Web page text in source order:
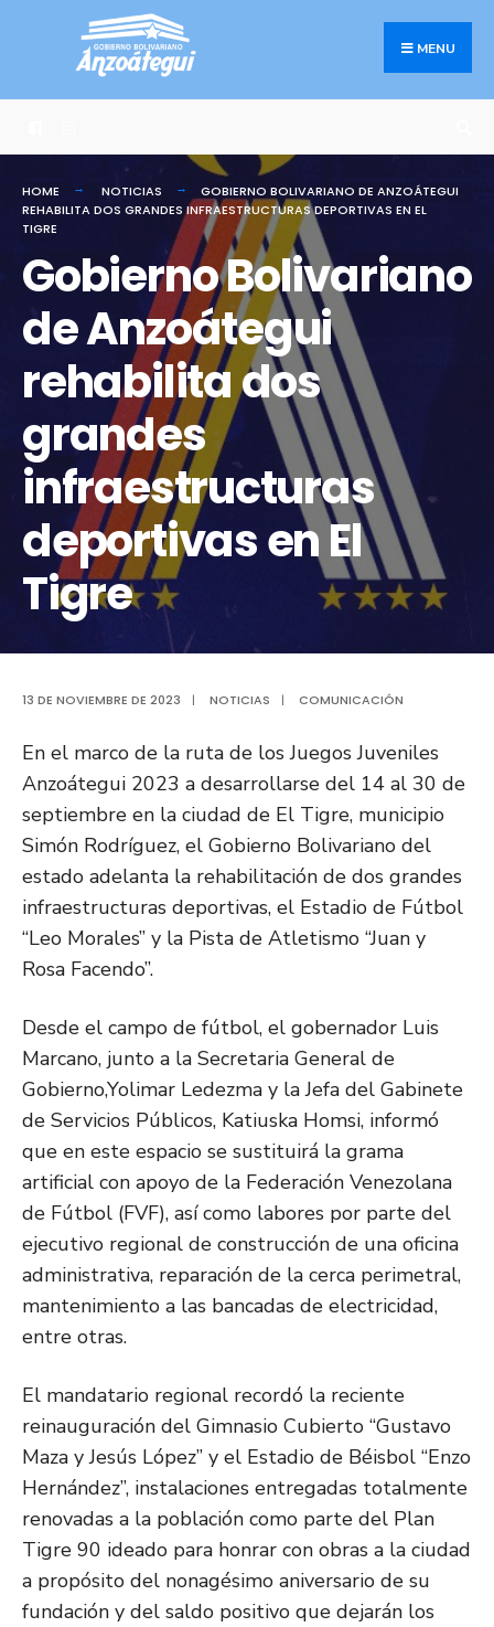
MENU
HOME NOTICIAS
GOBIERNO BOLIVARIANO DE ANZOÁTEGUI
REHABILITA DOS GRANDES INFRAESTRUCTURAS DEPORTIVAS EN EL
TIGRE
Gobierno Bolivariano
de Anzoátegui
rehabilita dos
grandes
infraestructuras
deportivas en El
Tigre
13 DE NOVIEMBRE DE 2023 | NOTICIAS | COMUNICACIÓN
En el marco de la ruta de los Juegos Juveniles
Anzoátegui 2023 a desarrollarse del 14 al 30 de
septiembre en la ciudad de El Tigre, municipio
Simón Rodríguez, el Gobierno Bolivariano del
estado adelanta la rehabilitación de dos grandes
infraestructuras deportivas, el Estadio de Fútbol
“Leo Morales” y la Pista de Atletismo “Juan y
Rosa Facendo”.
Desde el campo de fútbol, el gobernador Luis
Marcano, junto a la Secretaria General de
Gobierno,Yolimar Ledezma y la Jefa del Gabinete
de Servicios Públicos, Katiuska Homsi, informó
que en este espacio se sustituirá la grama
artificial con apoyo de la Federación Venezolana
de Fútbol (FVF), así como labores por parte del
ejecutivo regional de construcción de una oficina
administrativa, reparación de la cerca perimetral,
mantenimiento a las bancadas de electricidad,
entre otras.
El mandatario regional recordó la reciente
reinauguración del Gimnasio Cubierto “Gustavo
Maza y Jesús López” y el Estadio de Béisbol “Enzo
Hernández”, instalaciones entregadas totalmente
renovadas a la población como parte del Plan
Tigre 90 ideado para honrar con obras a la ciudad
a propósito del nonagésimo aniversario de su
fundación y del saldo positivo que dejarán los
Search